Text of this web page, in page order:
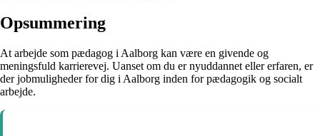
Opsummering
At arbejde som pædagog i Aalborg kan være en givende og
meningsfuld karrierevej. Uanset om du er nyuddannet eller erfaren, er
der jobmuligheder for dig i Aalborg inden for pædagogik og socialt
arbejde.